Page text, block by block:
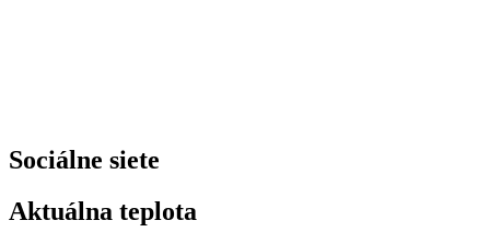
Sociálne siete
Aktuálna teplota